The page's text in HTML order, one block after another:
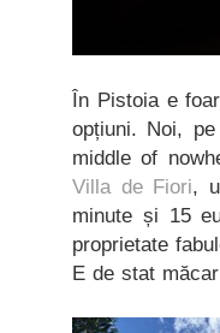
În Pistoia e
opțiuni. Noi,
middle of
Villa de Fiori,
minute și 15
proprietate
E de stat